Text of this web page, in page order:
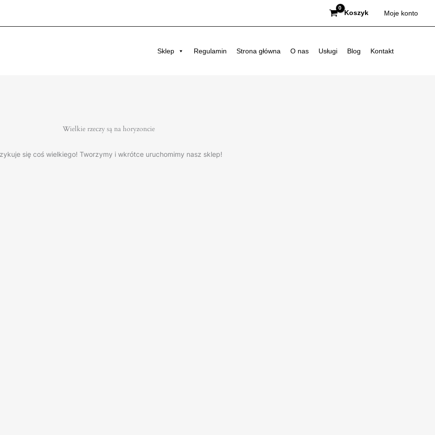
Koszyk Moje konto
Sklep Regulamin Strona główna O nas Usługi Blog Kontakt
Wielkie rzeczy są na horyzoncie
się coś wielkiego! Tworzymy i wkrótce uruchomimy nasz sklep!